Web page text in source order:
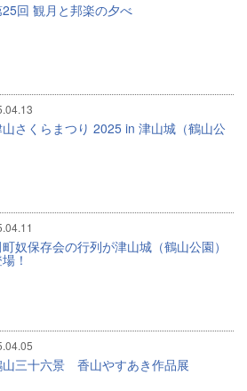
回 観月と邦楽の夕べ
さくらまつり 2025 in 津山城（鶴山公
町奴保存会の行列が津山城（鶴山公園）
！
山三十六景 香山やすあき作品展